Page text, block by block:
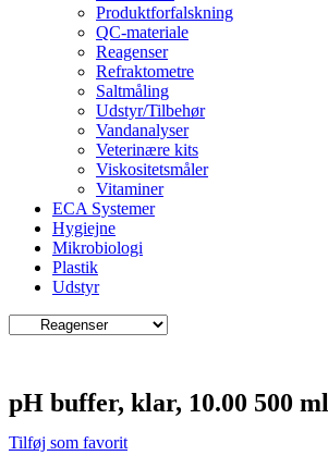
Produktforfalskning
QC-materiale
Reagenser
Refraktometre
Saltmåling
Udstyr/Tilbehør
Vandanalyser
Veterinære kits
Viskositetsmåler
Vitaminer
ECA Systemer
Hygiejne
Mikrobiologi
Plastik
Udstyr
pH buffer, klar, 10.00 500 ml
Tilføj som favorit